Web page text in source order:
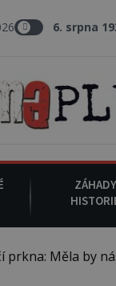
1930 : Americký
ZÁHADY
prkna: Měla by